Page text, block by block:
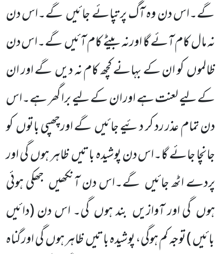
گے۔اس دن وہ آگ پر تپائے جائیں گے۔اس دن
نہ مال کام آئے گا اورنہ بیٹے کام آئیں گے۔اس دن
ظالموں کو ان کے بہانے کچھ کام نہ دیں گے اور ان
کے لیے لعنت ہے اور ان کے لیے برا گھر ہے۔اس
دن تمام عذر رد کر دئیے جائیں گے اورچھپی باتوں کو
جانچا جائے گا۔اس دن پوشیدہ باتیں ظاہر ہوں گی اور
پردے اٹھ جائیں گے۔اس دن آنکھیں جھکی ہوئی
ہوں گی اور آوازیں بند ہوں گی۔ اس دن(دائیں
بائیں )توجہ کم ہوگی،پوشیدہباتیں ظاہر ہوں گی اور گناہ